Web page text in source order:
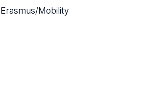
Erasmus/Mobility